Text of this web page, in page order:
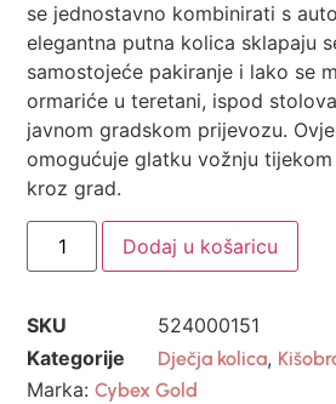
se jednostavno kombinirati s
elegantna putna kolica sklapaju
samostojeće pakiranje i lako se
ormariće u teretani, ispod
javnom gradskom prijevozu.
omogućuje glatku vožnju
kroz grad.
Dodaj u košaricu
SKU
524000151
Kategorije
Dječja kolica,
Marka:Cybex Gold